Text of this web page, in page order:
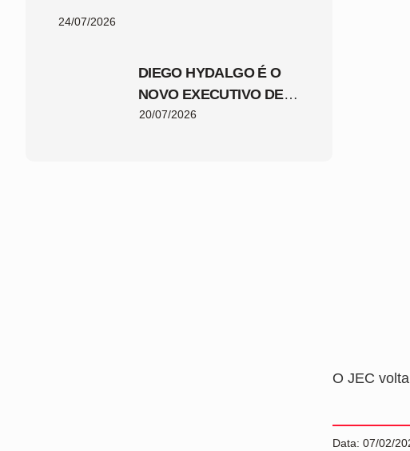
24/07/2026
DIEGO HYDALGO É O
NOVO EXECUTIVO DE
FUTEBOL DO JEC
20/07/2026
O JEC
Data: 07/02/